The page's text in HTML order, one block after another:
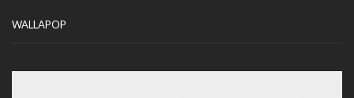
WALLAPOP